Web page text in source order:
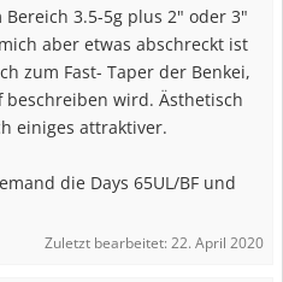
3.5-5g plus 2" oder 3"
aber etwas abschreckt ist
zum Fast- Taper der Benkei,
wird. Ästhetisch
einiges attraktiver.
die Days 65UL/BF und
Zuletzt bearbeitet: 22. April 2020